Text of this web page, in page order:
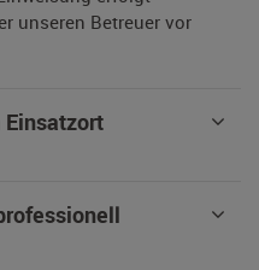
unseren Betreuer vor
Einsatzort